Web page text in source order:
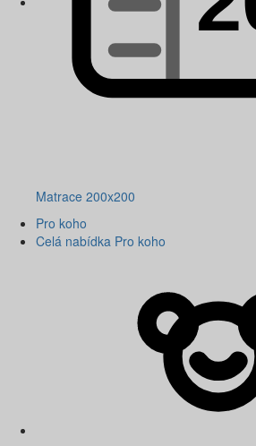
Matrace 200x200
Pro koho
Celá nabídka Pro koho